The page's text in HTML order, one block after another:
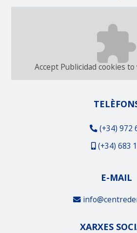
Accept Publicidad cookies
(+34) 972
(+34) 683
E-MAIL
XARXES